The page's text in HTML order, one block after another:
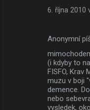
6. října 2010
Anonymní
(i kdyby to
FISFO, Krav
muzu v boji
demence.
nebo
vysledek,